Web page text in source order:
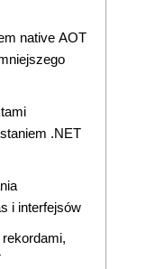
native AOT
.NET
i interfejsów